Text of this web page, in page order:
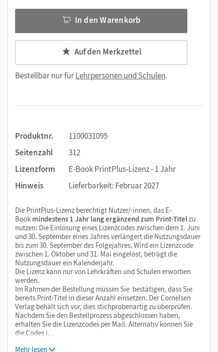
In den Warenkorb
Auf den Merkzettel
Bestellbar nur fürLehrpersonen und Schulen.
Produktnr.
1100031095
Seitenzahl
312
Lizenzform
E-Book PrintPlus-Lizenz - 1 Jahr
Hinweis
Lieferbarkeit: Februar 2027
Die PrintPlus-Lizenz berechtigt Nutzer/-innen, das E-
Book mindestens 1 Jahr lang ergänzend zum Print-Titelzu
nutzen: Die Einlösung eines Lizenzcodes zwischen dem 1. Juni
und 30. September eines Jahres verlängert die Nutzungsdauer
bis zum 30. September des Folgejahres. Wird ein Lizenzcode
zwischen 1. Oktober und 31. Mai eingelöst, beträgt die
Nutzungsdauer ein Kalenderjahr.
Die Lizenz kann nur von Lehrkräften und Schulen erworben
werden.
Im Rahmen der Bestellung müssen Sie bestätigen, dass Sie
bereits Print-Titel in dieser Anzahl einsetzen. Der Cornelsen
Verlag behält sich vor, dies stichprobenartig zu überprüfen.
Nachdem Sie den Bestellprozess abgeschlossen haben,
erhalten Sie die Lizenzcodes per Mail. Alternativ können Sie
die Codes j…
Mehr lesen